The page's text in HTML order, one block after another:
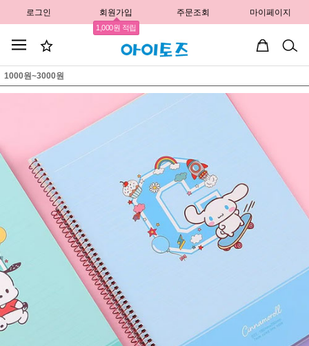
로그인 회원가입
1,000원 적립
주문조회 마이페이지
1000원~3000원